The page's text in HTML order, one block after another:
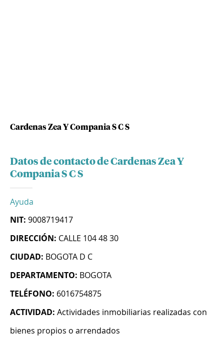
Cardenas Zea Y Compania S C S
Datos de contacto de Cardenas Zea Y
Compania S C S
Ayuda
NIT: 9008719417
DIRECCIÓN: CALLE 104 48 30
CIUDAD: BOGOTA D C
DEPARTAMENTO: BOGOTA
TELÉFONO: 6016754875
ACTIVIDAD: Actividades inmobiliarias realizadas con
bienes propios o arrendados